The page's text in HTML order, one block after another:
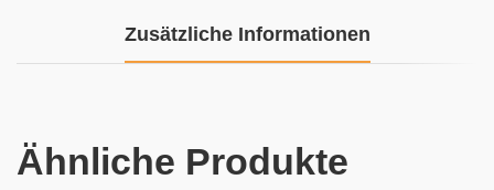
Zusätzliche Informationen
Ähnliche Produkte